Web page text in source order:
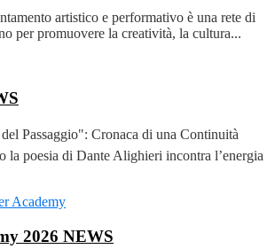
artistico e performativo è una rete di
per promuovere la creatività, la cultura...
Passaggio": Cronaca di una Continuità
la poesia di Dante Alighieri incontra l’energia
2026 NEWS